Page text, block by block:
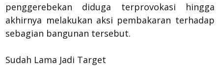
penggerebekan diduga terprovokasi hingga
akhirnya melakukan aksi pembakaran terhadap
sebagian bangunan tersebut.
Sudah Lama Jadi Target